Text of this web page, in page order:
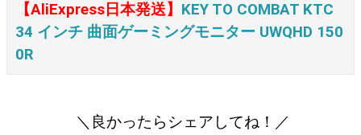
【AliExpress日本発送】 KEY TO COMBAT KTC
34 インチ 曲面ゲーミングモニター UWQHD 150
0R
＼良かったらシェアしてね！／